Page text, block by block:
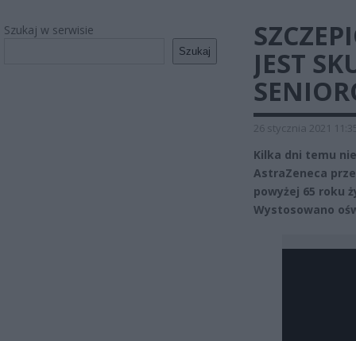
Szukaj w serwisie
Szukaj
JEST
26 stycznia 2021
Kilka dni temu
AstraZeneca
powyżej 65 roku
Wystosowano